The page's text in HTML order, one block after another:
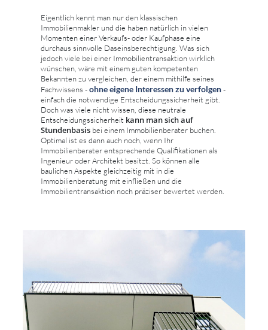
Eigentlich kennt man nur den klassischen
Immobilienmakler und die haben natürlich in vielen
Momenten einer Verkaufs- oder Kaufphase eine
durchaus sinnvolle Daseinsberechtigung. Was sich
jedoch viele bei einer Immobilientransaktion wirklich
wünschen, wäre mit einem guten kompetenten
Bekannten zu vergleichen, der einem mithilfe seines
Fachwissens -ohne eigene Interessen zu verfolgen-
einfach die notwendige Entscheidungssicherheit gibt.
Doch was viele nicht wissen, diese neutrale
Entscheidungssicherheit kann man sich auf
Stundenbasis bei einem Immobilienberater buchen.
Optimal ist es dann auch noch, wenn Ihr
Immobilienberater entsprechende Qualifikationen als
Ingenieur oder Architekt besitzt. So können alle
baulichen Aspekte gleichzeitig mit in die
Immobilienberatung mit einfließen und die
Immobilientransaktion noch präziser bewertet werden.